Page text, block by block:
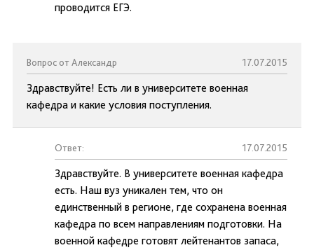
проводится ЕГЭ.
Вопрос от Александр 17.07.2015
Здравствуйте! Есть ли в университете военная
кафедра и какие условия поступления.
Ответ: 17.07.2015
Здравствуйте. В университете военная кафедра
есть. Наш вуз уникален тем, что он
единственный в регионе, где сохранена военная
кафедра по всем направлениям подготовки. На
военной кафедре готовят лейтенантов запаса,